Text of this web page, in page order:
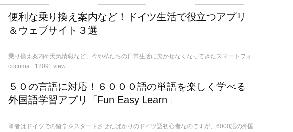
便利な乗り換え案内など！ドイツ生活で役立つアプリ
＆ウェブサイト３選
乗り換え案内や天気情報など、今や私たちの日常生活に欠かせなくなってきたスマートフォンのアプリやウェブサイトですが、ドイツで生活する上でも便利なものが幾つかあります。ここでは、ドイツ生活で役立つアプリとウェブサイトをご紹介します。
cocoma
12091 view
５０の言語に対応！６０００語の単語を楽しく学べる
外国語学習アプリ「Fun Easy Learn」
筆者はドイツでの留学をスタートさせたばかりのドイツ語初心者なのですが、6000語の外国語の単語を習得するのに特化したアプリ「Fun Easy Learn」を使って日々学習しております。このアプリでは単に単語自体を覚えるだけなく、リスニングや発音までゲーム感覚で楽しく学習することができます。そんなFun Easy Learnの魅力について、お伝えします。